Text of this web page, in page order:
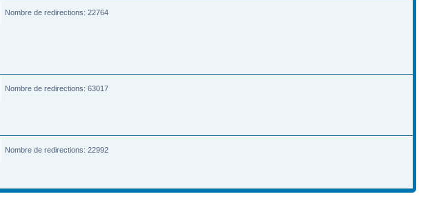
Nombre de redirections: 22764
Nombre de redirections: 63017
Nombre de redirections: 22992